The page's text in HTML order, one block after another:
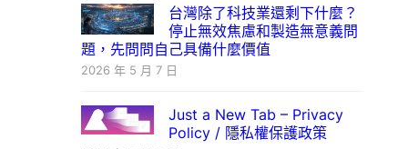
台灣除了科技業還剩下什麼？
停止無效焦慮和製造無意義問
題，先問問自己具備什麼價值
2026 年 5 月 7 日
Just a New Tab – Privacy
Policy / 隱私權保護政策